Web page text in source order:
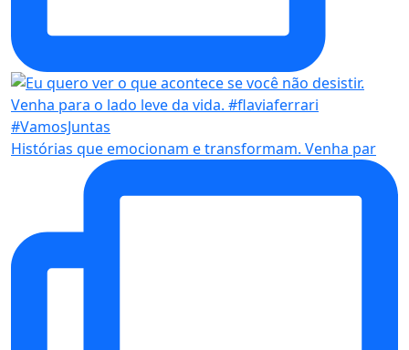
Histórias que emocionam e transformam. Venha par